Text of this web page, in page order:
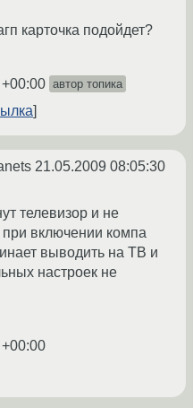
карточка подойдет?
автор топика
21.05.2009 08:05:30
телевизор и не
при включении компа
выводить на ТВ и
настроек не